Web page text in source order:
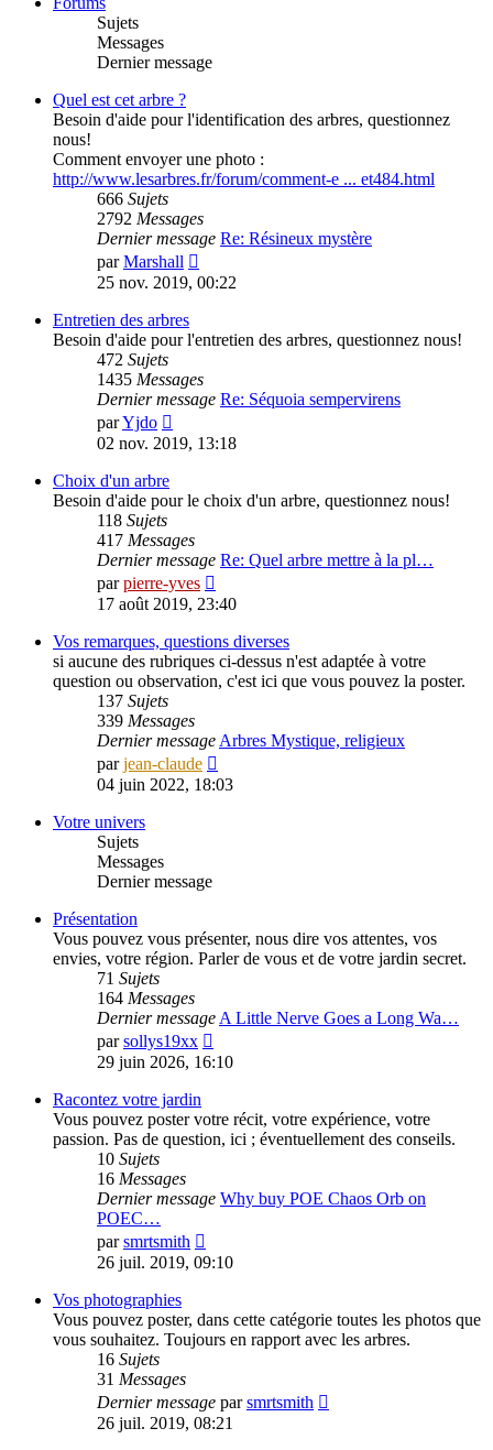
Sujets
Messages
Dernier message
Quel est cet arbre ?
Besoin d'aide pour l'identification des arbres, questionnez
nous!
Comment envoyer une photo :
http://www.lesarbres.fr/forum/comment-e ... et484.html
666 Sujets
2792 Messages
Dernier message Re: Résineux mystère
parMarshall
le
25 nov. 2019, 00:22
Entretien des arbres
Besoin d'aide pour l'entretien des arbres, questionnez nous!
472 Sujets
1435 Messages
Dernier message Re: Séquoia sempervirens
parYjdo
le
dernier
02 nov. 2019, 13:18
Choix d'un arbre
Besoin d'aide pour le choix d'un arbre, questionnez nous!
118 Sujets
417 Messages
Dernier message Re: Quel arbre mettre à la pl…
parpierre-yves
le
message
17 août 2019, 23:40
Vos remarques, questions diverses
si aucune des rubriques ci-dessus n'est adaptée à votre
question ou observation, c'est ici que vous pouvez la poster.
137 Sujets
339 Messages
Dernier message Arbres Mystique, religieux
parjean-claude
le
04 juin 2022, 18:03
Votre univers
Sujets
Messages
Dernier message
Présentation
Vous pouvez vous présenter, nous dire vos attentes, vos
envies, votre région. Parler de vous et de votre jardin secret.
71 Sujets
164 Messages
Dernier message A Little Nerve Goes a Long Wa…
parsollys19xx
le
29 juin 2026, 16:10
Racontez votre jardin
Vous pouvez poster votre récit, votre expérience, votre
passion. Pas de question, ici ; éventuellement des conseils.
10 Sujets
16 Messages
Dernier message Why buy POE Chaos Orb on
POEC…
parsmrtsmith
le
26 juil. 2019, 09:10
Vos photographies
Vous pouvez poster, dans cette catégorie toutes les photos que
vous souhaitez. Toujours en rapport avec les arbres.
16 Sujets
31 Messages
Dernier message parsmrtsmith
26 juil. 2019, 08:21